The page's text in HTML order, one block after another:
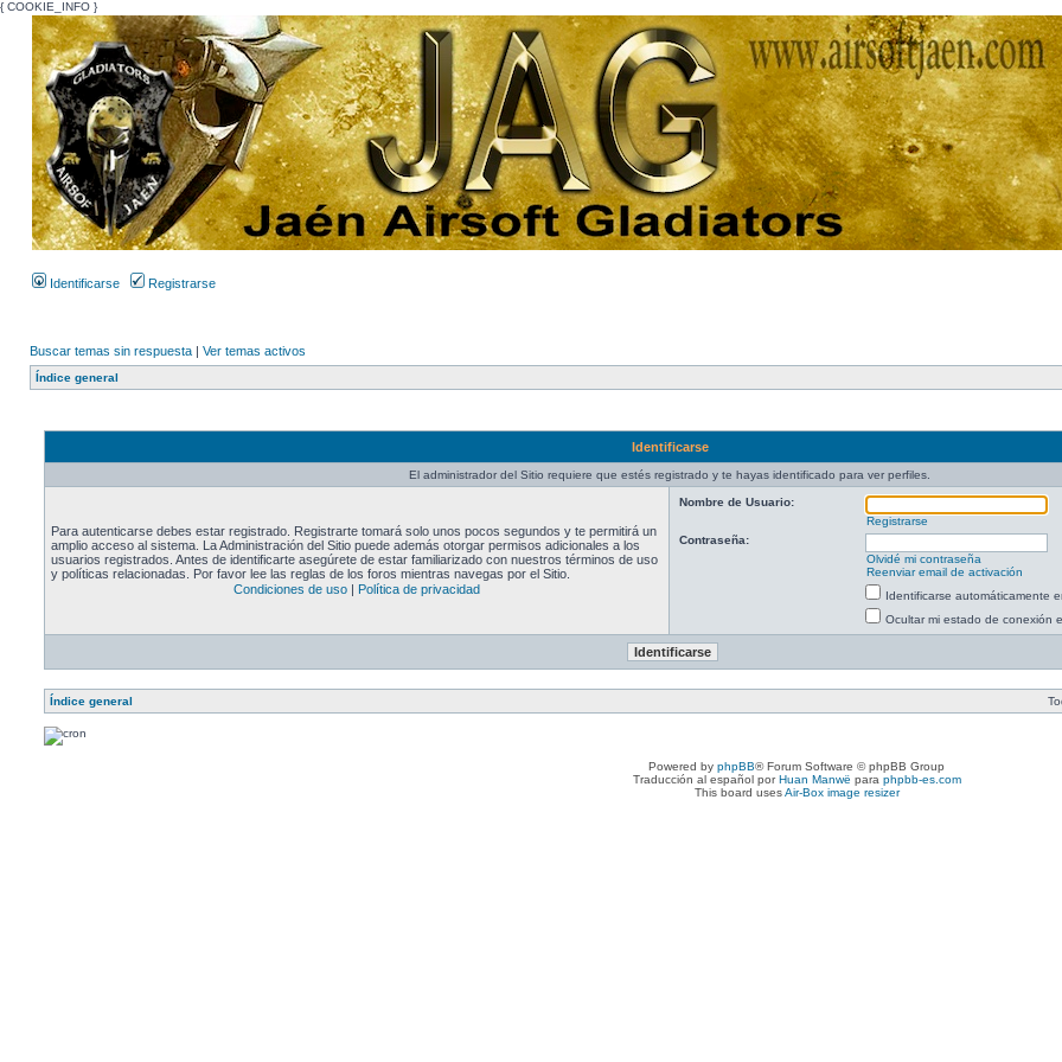
{ COOKIE_INFO }
Identificarse Registrarse
Buscar temas sin respuesta | Ver temas activos
Índice general
Identificarse
El administrador del Sitio requiere que estés registrado y te hayas identificado para ver perfiles.
Para autenticarse debes estar registrado. Registrarte tomará solo unos pocos segundos y te permitirá un
amplio acceso al sistema. La Administración del Sitio puede además otorgar permisos adicionales a los
usuarios registrados. Antes de identificarte asegúrete de estar familiarizado con nuestros términos de uso
y políticas relacionadas. Por favor lee las reglas de los foros mientras navegas por el Sitio.
Condiciones de uso | Política de privacidad
Nombre de Usuario:
Registrarse
Contraseña:
Olvidé mi contraseña
Reenviar email de activación
Identificarse automáticamente
Ocultar mi estado de conexión
Índice general
Powered by phpBB® Forum Software © phpBB Group
Traducción al español porHuan Manwë para phpbb-es.com
This board usesAir-Box image resizer